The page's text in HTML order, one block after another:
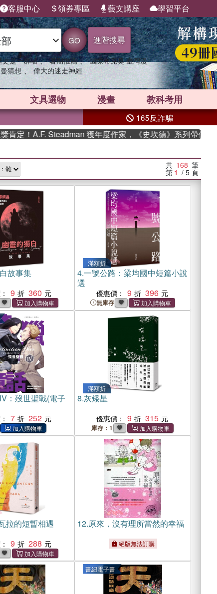
客服中心 領券專區 藝文講座 學習平台
GO 進階搜尋
史是一群喵 、 暑期推薦 、 國際布克獎 臺灣漫
猜想 、 偉大的迷走神經
文具選物 漫畫 教科考用
165反詐騙
A.F. Steadman 獲年度作家，《史坎德》系列帶你踏上熱血
共 168 筆
第 1 / 5 頁
故事集
9 360
滿額折
4.一號公路：梁均國中短篇小說
選
優惠價： 9 396
無庫存
：歿世聖戰(電子
7 252
滿額折
8.灰矮星
優惠價： 9 315
庫存：1
拉的短暫相遇
9 288
12.原來，沒有理所當然的幸福
絕版無法訂購
書紐電子書